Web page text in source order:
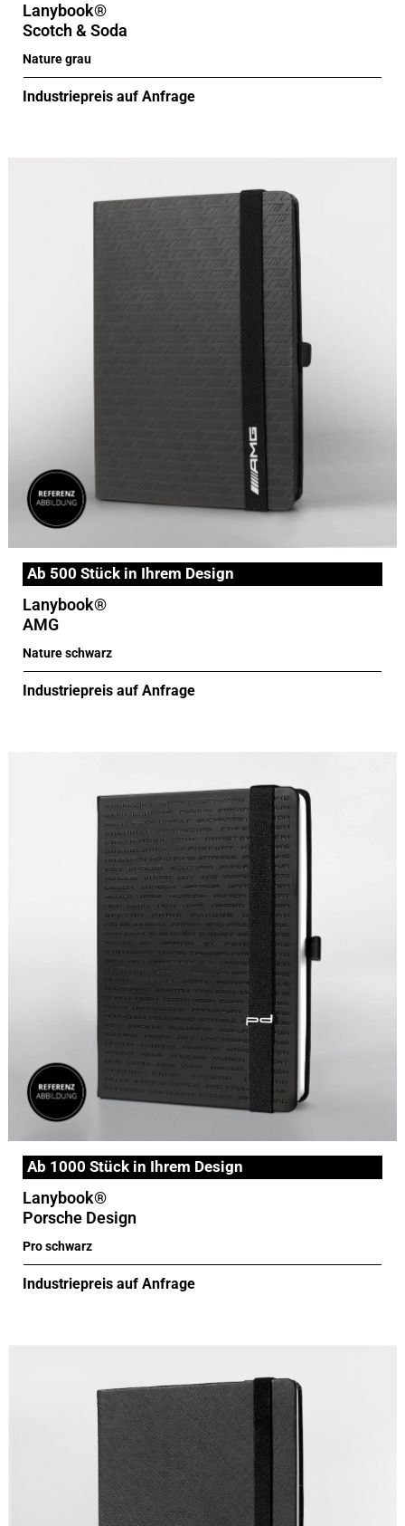
Lanybook®
Scotch & Soda
Nature grau
Industriepreis auf Anfrage
Ab 500 Stück in Ihrem Design
Lanybook®
AMG
Nature schwarz
Industriepreis auf Anfrage
Ab 1000 Stück in Ihrem Design
Lanybook®
Porsche Design
Pro schwarz
Industriepreis auf Anfrage